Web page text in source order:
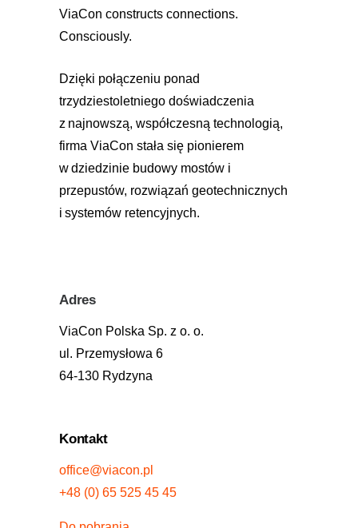
ViaCon constructs connections.
Consciously.
Dzięki połączeniu ponad
trzydziestoletniego doświadczenia
z najnowszą, współczesną technologią,
firma ViaCon stała się pionierem
w dziedzinie budowy mostów i
przepustów, rozwiązań geotechnicznych
i systemów retencyjnych.
Adres
ViaCon Polska Sp. z o. o.
ul. Przemysłowa 6
64-130 Rydzyna
Kontakt
office@viacon.pl
+48 (0) 65 525 45 45